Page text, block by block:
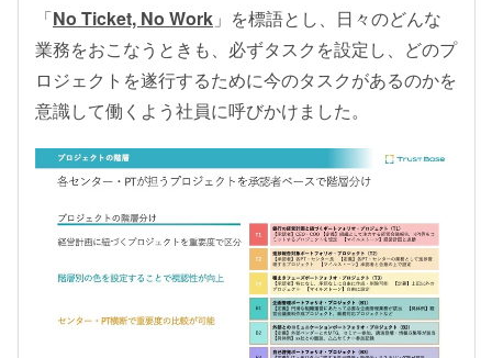
「No Ticket, No Work 」を標語とし、日々のどんな
業務をおこなうときも、必ずタスクを設定し、どのプ
ロジェクトを遂行するために今のタスクがあるのかを
意識して働くよう社員に呼びかけました。